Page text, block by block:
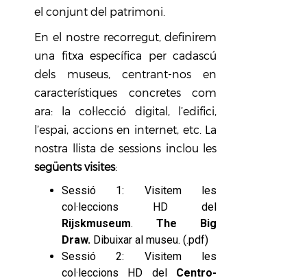
el conjunt del patrimoni.
En el nostre recorregut, definirem
una fitxa específica per cadascú
dels museus, centrant-nos en
característiques concretes com
ara: la col·lecció digital, l’edifici,
l’espai, accions en internet, etc. La
nostra llista de sessions inclou les
següents visites:
Sessió 1: Visitem les
col·leccions HD del
Rijskmuseum.The Big
Draw. Dibuixar al museu. (.pdf)
Sessió 2: Visitem les
col·leccions HD del Centro-